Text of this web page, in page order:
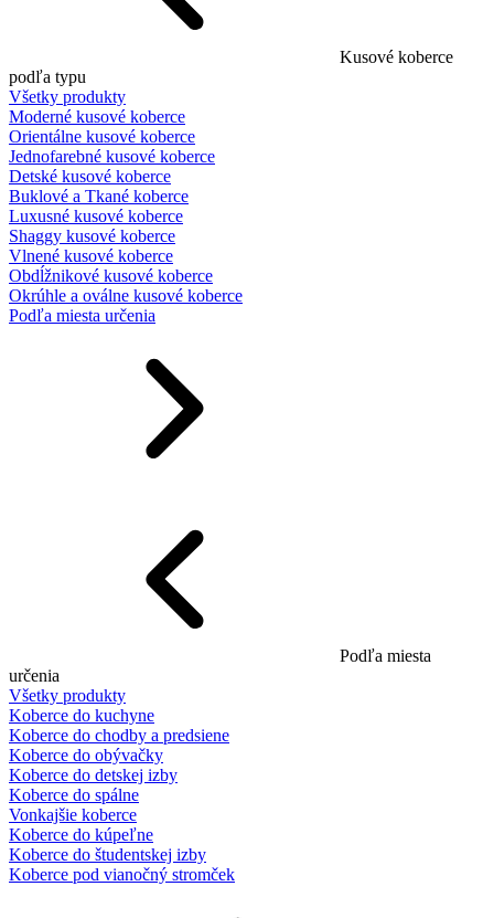
Kusové koberce
podľa typu
Všetky produkty
Moderné kusové koberce
Orientálne kusové koberce
Jednofarebné kusové koberce
Detské kusové koberce
Buklové a Tkané koberce
Luxusné kusové koberce
Shaggy kusové koberce
Vlnené kusové koberce
Obdĺžnikové kusové koberce
Okrúhle a oválne kusové koberce
Podľa miesta určenia
Podľa miesta
určenia
Všetky produkty
Koberce do kuchyne
Koberce do chodby a predsiene
Koberce do obývačky
Koberce do detskej izby
Koberce do spálne
Vonkajšie koberce
Koberce do kúpeľne
Koberce do študentskej izby
Koberce pod vianočný stromček